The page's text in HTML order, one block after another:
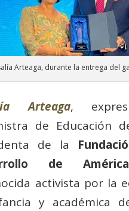
Arteaga, durante la entrega del
Arteaga,
de Educación
de la
de
activista por la
y académica